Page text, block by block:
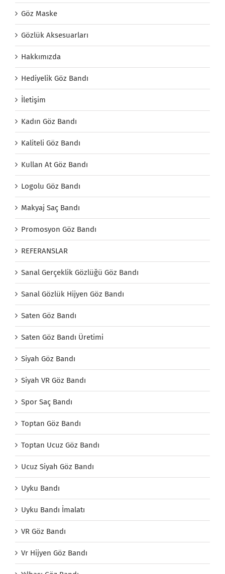
Göz Maske
Gözlük Aksesuarları
Hakkımızda
Hediyelik Göz Bandı
İletişim
Kadın Göz Bandı
Kaliteli Göz Bandı
Kullan At Göz Bandı
Logolu Göz Bandı
Makyaj Saç Bandı
Promosyon Göz Bandı
REFERANSLAR
Sanal Gerçeklik Gözlüğü Göz Bandı
Sanal Gözlük Hijyen Göz Bandı
Saten Göz Bandı
Saten Göz Bandı Üretimi
Siyah Göz Bandı
Siyah VR Göz Bandı
Spor Saç Bandı
Toptan Göz Bandı
Toptan Ucuz Göz Bandı
Ucuz Siyah Göz Bandı
Uyku Bandı
Uyku Bandı İmalatı
VR Göz Bandı
Vr Hijyen Göz Bandı